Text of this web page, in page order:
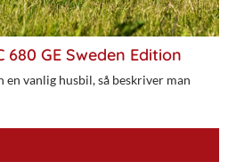
GE Sweden Edition
vanlig husbil, så beskriver man